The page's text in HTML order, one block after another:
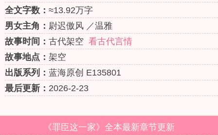
全文字数： ≈13.92万字
男女主角： 尉迟傲风 ／温雅
故事时间： 古代架空 看古代言情
故事地点： 架空
出版系列： 蓝海原创 E135801
最后更新： 2026-2-23
《罪臣这一家》全本最新章节更新